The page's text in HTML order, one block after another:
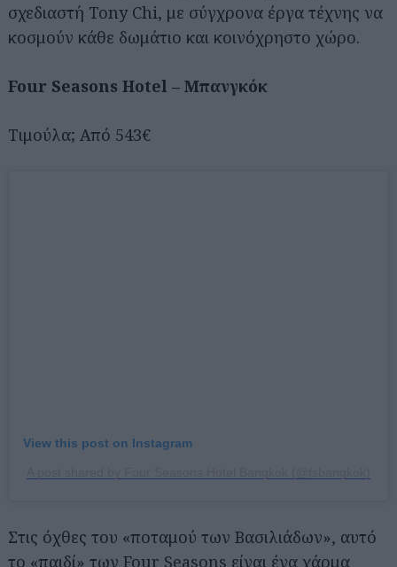
σχεδιαστή Tony Chi, με σύγχρονα έργα τέχνης να
κοσμούν κάθε δωμάτιο και κοινόχρηστο χώρο.
Four Seasons Hotel – Μπανγκόκ
Τιμούλα; Από 543€
View this post on Instagram
Στις όχθες του «ποταμού των Βασιλιάδων», αυτό
το «παιδί» των Four Seasons είναι ένα χάρμα